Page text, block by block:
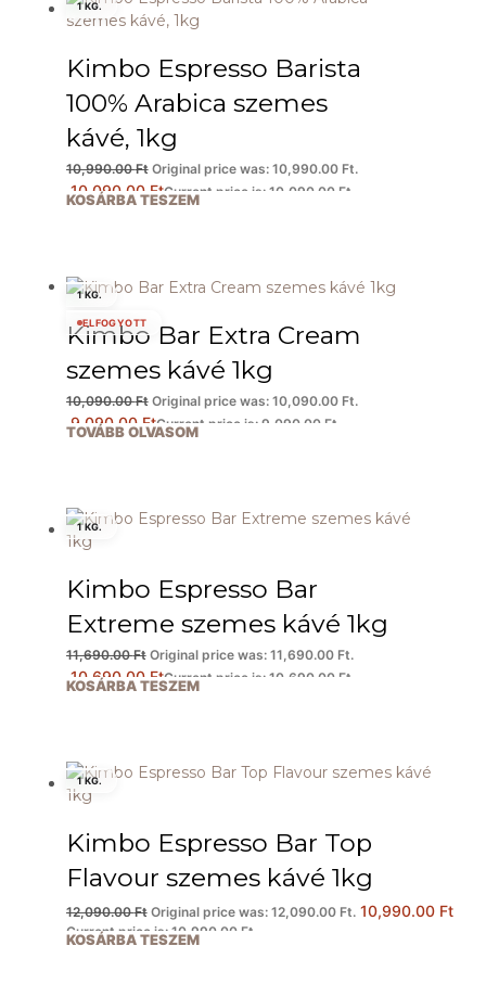
1 KG.
Kimbo Espresso Barista
100% Arabica szemes
kávé, 1kg
10,990.00Ft Original price was: 10,990.00 Ft.
10,090.00FtCurrent price is: 10,090.00 Ft.
KOSÁRBA TESZEM
1 KG.
ELFOGYOTT
Kimbo Bar Extra Cream
szemes kávé 1kg
10,090.00Ft Original price was: 10,090.00 Ft.
9,090.00FtCurrent price is: 9,090.00 Ft.
TOVÁBB OLVASOM
1 KG.
Kimbo Espresso Bar
Extreme szemes kávé 1kg
11,690.00Ft Original price was: 11,690.00 Ft.
10,690.00FtCurrent price is: 10,690.00 Ft.
KOSÁRBA TESZEM
1 KG.
Kimbo Espresso Bar Top
Flavour szemes kávé 1kg
12,090.00Ft Original price was: 12,090.00 Ft. 10,990.00 Ft
Current price is: 10,990.00 Ft.
KOSÁRBA TESZEM